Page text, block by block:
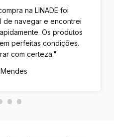
na LINADE foi
de navegar e encontrei
Os produtos
perfeitas condições.
com certeza."